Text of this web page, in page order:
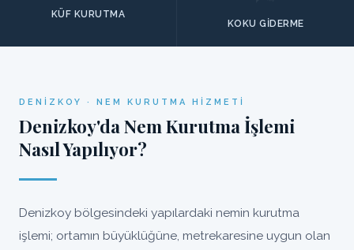
KÜF KURUTMA
KOKU GIDERME
DENIZKOY · NEM KURUTMA HIZMETI
Denizkoy'da Nem Kurutma İşlemi
Nasıl Yapılıyor?
Denizkoy bölgesindeki yapılardaki nemin kurutma
işlemi; ortamın büyüklüğüne, metrekaresine uygun olan